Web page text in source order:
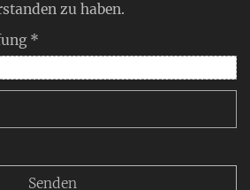
zu haben.
*